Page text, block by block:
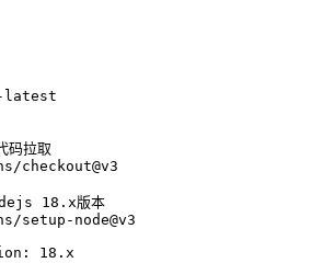
latest
拉取
checkout@v3
18.x版本
setup-node@v3
18.x